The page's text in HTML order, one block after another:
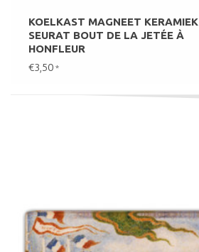
KOELKAST MAGNEET KERAMIEK
SEURAT BOUT DE LA JETÉE À
HONFLEUR
€3,50 *